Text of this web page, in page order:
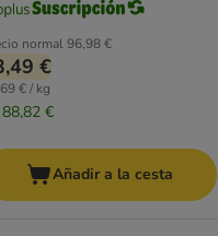
normal96,98 €
€
€ / kg
88,82 €
Añadir a la cesta